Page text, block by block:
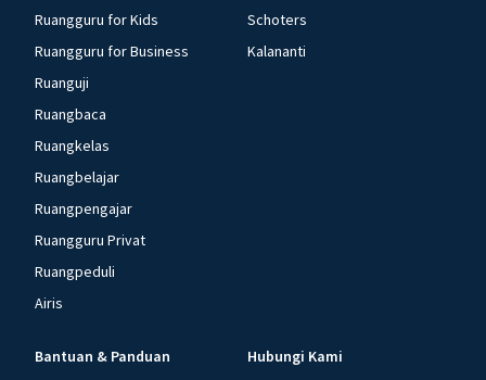
Ruangguru for Kids
Ruangguru for Business
Ruanguji
Ruangbaca
Ruangkelas
Ruangbelajar
Ruangpengajar
Ruangguru Privat
Ruangpeduli
Airis
Schoters
Kalananti
Bantuan & Panduan Hubungi Kami